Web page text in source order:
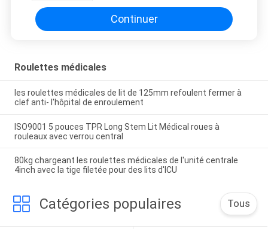
Continuer
Roulettes médicales
les roulettes médicales de lit de 125mm refoulent fermer à
clef anti- l'hôpital de enroulement
ISO9001 5 pouces TPR Long Stem Lit Médical roues à
rouleaux avec verrou central
80kg chargeant les roulettes médicales de l'unité centrale
4inch avec la tige filetée pour des lits d'ICU
Catégories populaires Tous